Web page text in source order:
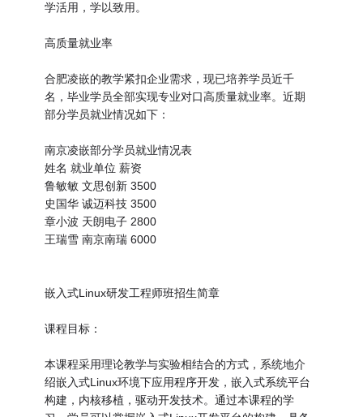
学活用，学以致用。
高质量就业率
合肥凌嵌的教学紧扣企业需求，现已培养学员近千
名，毕业学员全部实现专业对口高质量就业率。近期
部分学员就业情况如下：
南京凌嵌部分学员就业情况表
姓名 就业单位 薪资
鲁敏敏 文思创新 3500
史国华 诚迈科技 3500
章小波 天朗电子 2800
王瑞雪 南京南瑞 6000
嵌入式Linux研发工程师班招生简章
课程目标：
本课程采用理论教学与实验相结合的方式，系统地介
绍嵌入式Linux环境下应用程序开发，嵌入式系统平台
构建，内核移植，驱动开发技术。通过本课程的学